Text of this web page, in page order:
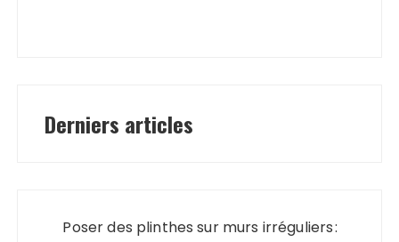
Derniers articles
Poser des plinthes sur murs irréguliers :